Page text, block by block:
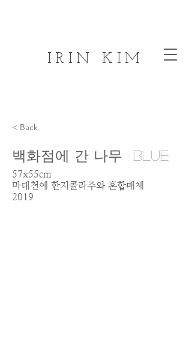
IRIN KIM
< Back
백화점에 간 나무 : Blue
57x55cm
마대천에 한지콜라주와 혼합매체
2019